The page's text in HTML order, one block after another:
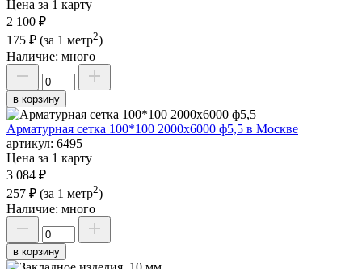
Цена за 1 карту
2 100 ₽
175 ₽ (за 1 метр2)
Наличие: много
в корзину
Арматурная сетка 100*100 2000х6000 ф5,5 в Москве
артикул: 6495
Цена за 1 карту
3 084 ₽
257 ₽ (за 1 метр2)
Наличие: много
в корзину